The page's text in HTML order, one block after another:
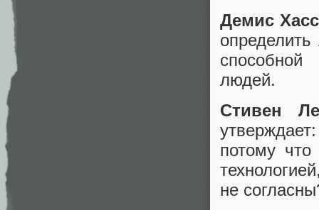
Демис
способной
людей.
Стивен
потому что
не